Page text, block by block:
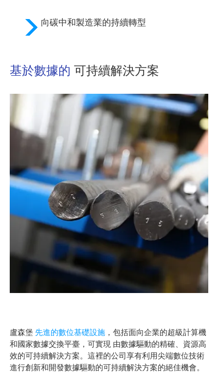
向碳中和製造業的持續轉型
基於數據的 可持續解決方案
盧森堡 先進的數位基礎設施 ，包括面向企業的超級計算機
和國家數據交換平臺，可實現 由數據驅動的精確、資源高
效的可持續解決方案。這裡的公司享有利用尖端數位技術
進行創新和開發數據驅動的可持續解決方案的絕佳機會。